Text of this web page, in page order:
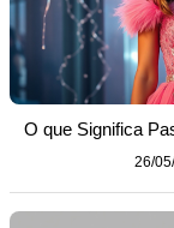
O que Significa
26/